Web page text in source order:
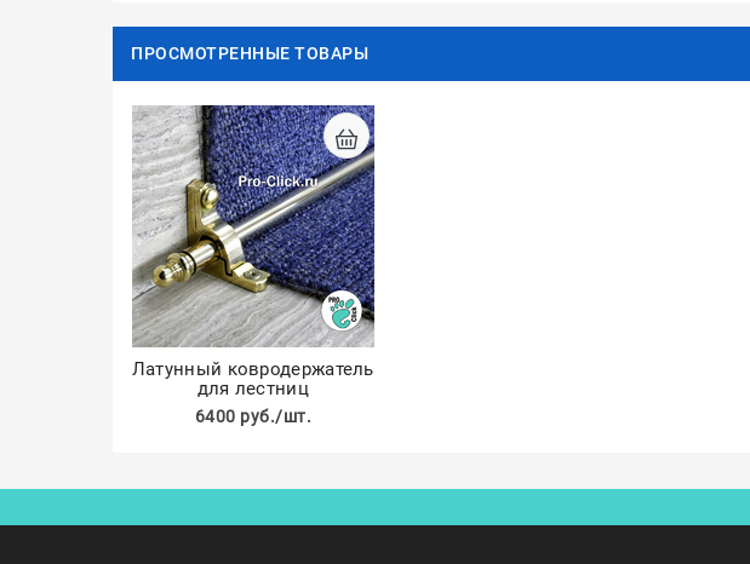
ПРОСМОТРЕННЫЕ ТОВАРЫ
Латунный ковродержатель
для лестниц
6400 руб./шт.